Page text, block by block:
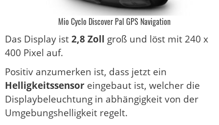
Mio Cyclo Discover Pal GPS Navigation
Das Display ist2,8 Zoll groß und löst mit 240 x
400 Pixel auf.
Positiv anzumerken ist, dass jetzt ein
Helligkeitssensor eingebaut ist, welcher die
Displaybeleuchtung in abhängigkeit von der
Umgebungshelligkeit regelt.